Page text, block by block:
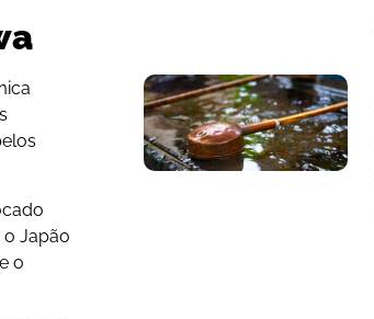
o Japão
o